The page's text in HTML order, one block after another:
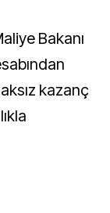
kazanç